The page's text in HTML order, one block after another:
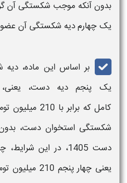
بدون آنکه موجب شکستگی آن
یک چهارمدیه شکستگی آن
بر اساس این ماده، دیه
یک پنجم دیه دست،
کامل که برابر
شکستگی استخوان دست،
دست 1405،
در این شرایط،
یعنی چهار